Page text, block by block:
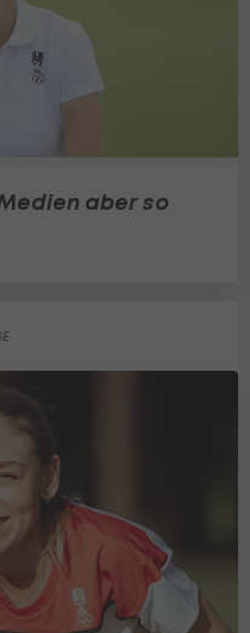
aber so